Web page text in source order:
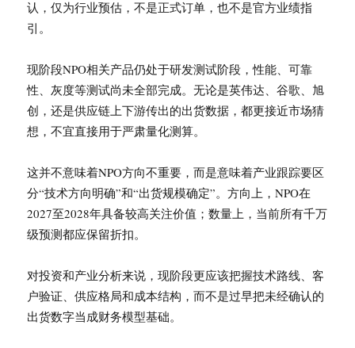
认，仅为行业预估，不是正式订单，也不是官方业绩指
引。
现阶段NPO相关产品仍处于研发测试阶段，性能、可靠
性、灰度等测试尚未全部完成。无论是英伟达、谷歌、旭
创，还是供应链上下游传出的出货数据，都更接近市场猜
想，不宜直接用于严肃量化测算。
这并不意味着NPO方向不重要，而是意味着产业跟踪要区
分“技术方向明确”和“出货规模确定”。方向上，NPO在
2027至2028年具备较高关注价值；数量上，当前所有千万
级预测都应保留折扣。
对投资和产业分析来说，现阶段更应该把握技术路线、客
户验证、供应格局和成本结构，而不是过早把未经确认的
出货数字当成财务模型基础。